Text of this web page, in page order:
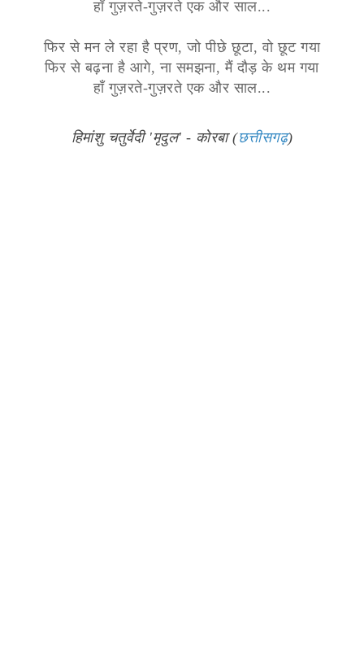
हाँ गुज़रते-गुज़रते एक और साल...
फिर से मन ले रहा है प्रण, जो पीछे छूटा, वो छूट गया
फिर से बढ़ना है आगे, ना समझना, मैं दौड़ के थम गया
हाँ गुज़रते-गुज़रते एक और साल...
हिमांशु चतुर्वेदी 'मृदुल' - कोरबा (छत्तीसगढ़)